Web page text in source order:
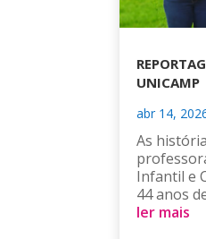
UNICAMP
abr 14,
As
Infantil e
44 anos
ler mais